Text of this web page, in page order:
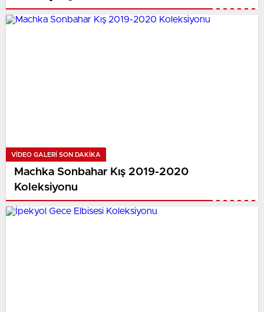
VIDEO GALERI SON DAKİKA
Machka Sonbahar Kış 2019-2020
Koleksiyonu